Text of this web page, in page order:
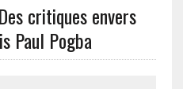
critiques envers
Paul Pogba